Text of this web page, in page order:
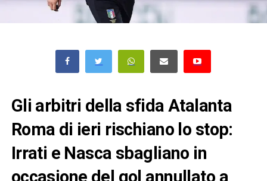
Gli arbitri della sfida Atalanta
Roma di ieri rischiano lo stop:
Irrati e Nasca sbagliano in
occasione del gol annullato a